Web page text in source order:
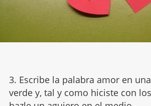
3. Escribe la palabra amor en
verde y, tal y como hiciste con